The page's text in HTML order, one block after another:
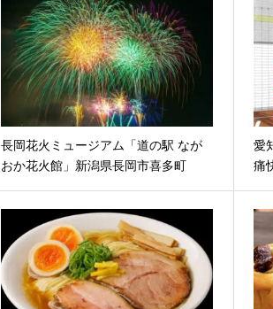
長岡花火ミュージアム「道の駅 なが
おか花火館」新潟県長岡市喜多町
愛
痛